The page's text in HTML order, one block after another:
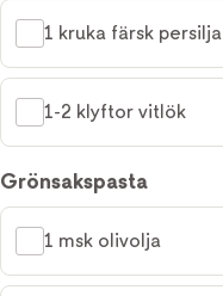
1 kruka färsk persilja
1-2 klyftor vitlök
Grönsakspasta
1 msk olivolja